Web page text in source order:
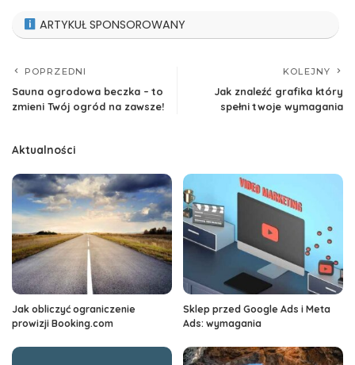
ARTYKUŁ SPONSOROWANY
POPRZEDNI
Sauna ogrodowa beczka – to
zmieni Twój ogród na zawsze!
KOLEJNY
Jak znaleźć grafika który
spełni twoje wymagania
Aktualności
Jak obliczyć ograniczenie
prowizji Booking.com
Sklep przed Google Ads i Meta
Ads: wymagania